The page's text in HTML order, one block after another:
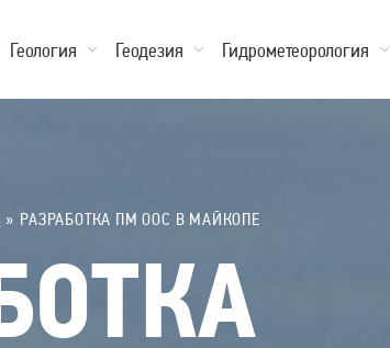
Геология Геодезия Гидрометеорология
РАЗРАБОТКА ПМ ООС В МАЙКОПЕ